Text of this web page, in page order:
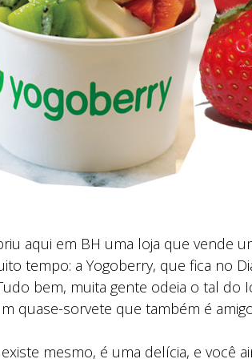
aqui em BH uma loja que vende
tempo: a Yogoberry, que fica no
bem, muita gente odeia o tal do
quase-sorvete que também é
mesmo, é uma delícia, e você